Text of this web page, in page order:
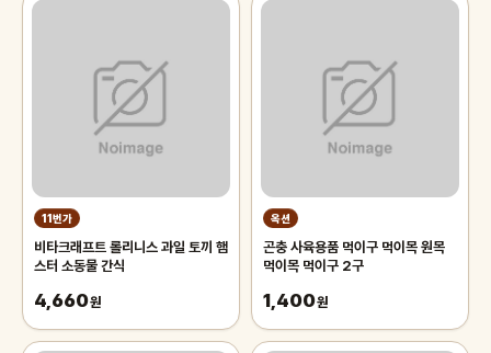
11번가
비타크래프트 롤리니스 과일 토끼 햄
스터 소동물 간식
4,660원
옥션
곤충 사육용품 먹이구 먹이목 원목
먹이목 먹이구 2구
1,400원